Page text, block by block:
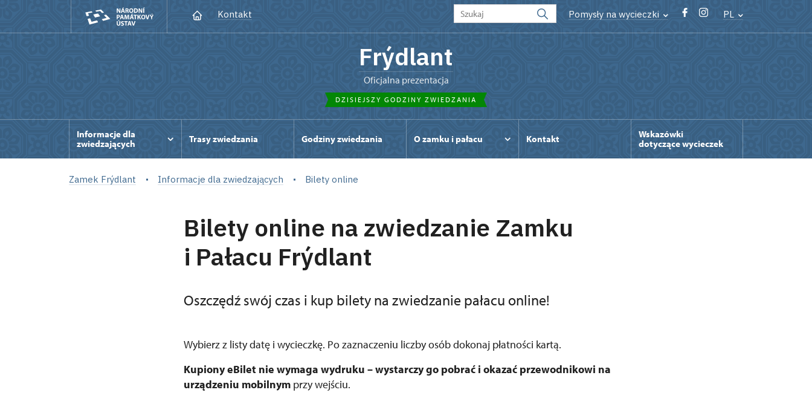
Kontakt Pomysły na wycieczki PL
Frýdlant
Oficjalna prezentacja
DZISIEJSZY GODZINY ZWIEDZANIA
Informacje dla
zwiedzających
Trasy zwiedzania Godziny zwiedzania O zamku i pałacu Kontakt
Wskazówki
dotyczące wycieczek
Zamek Frýdlant Informacje dla zwiedzających Bilety online
Bilety online na zwiedzanie Zamku
i Pałacu Frýdlant
Oszczędź swój czas i kup bilety na zwiedzanie pałacu online!
Wybierz z listy datę i wycieczkę. Po zaznaczeniu liczby osób dokonaj płatności kartą.
Kupiony eBilet nie wymaga wydruku – wystarczy go pobrać i okazać przewodnikowi na
urządzeniu mobilnym przy wejściu.